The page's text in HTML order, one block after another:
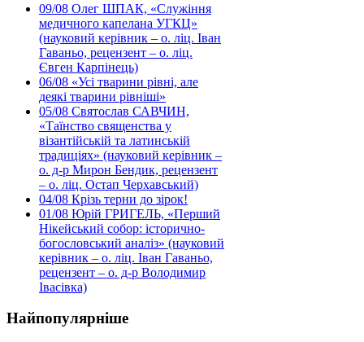
09/08 Олег ШПАК, «Служіння
медичного капелана УГКЦ»
(науковий керівник – о. ліц. Іван
Гаваньо, рецензент – о. ліц.
Євген Карпінець)
06/08 «Усі тварини рівні, але
деякі тварини рівніші»
05/08 Святослав САВЧИН,
«Таїнство священства у
візантійській та латинській
традиціях» (науковий керівник –
о. д-р Мирон Бендик, рецензент
– о. ліц. Остап Черхавський)
04/08 Крізь терни до зірок!
01/08 Юрій ГРИГЕЛЬ, «Перший
Нікейський собор: історично-
богословський аналіз» (науковий
керівник – о. ліц. Іван Гаваньо,
рецензент – о. д-р Володимир
Івасівка)
Найпопулярніше